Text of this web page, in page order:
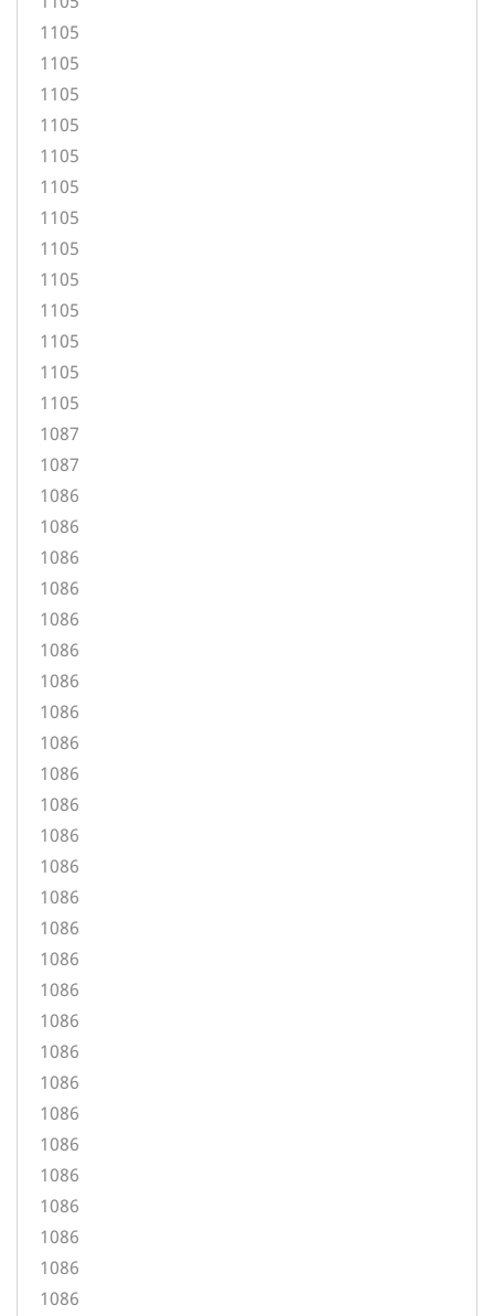
1105
1105
1105
1105
1105
1105
1105
1105
1105
1105
1105
1105
1105
1087
1087
1086
1086
1086
1086
1086
1086
1086
1086
1086
1086
1086
1086
1086
1086
1086
1086
1086
1086
1086
1086
1086
1086
1086
1086
1086
1086
1086